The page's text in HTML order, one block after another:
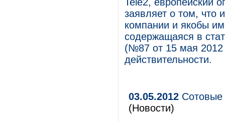
заявляет о том, что
компании и якобы
содержащаяся в
(№87 от 15 мая 2012
действительности.
03.05.2012 Сотовые
(Новости)